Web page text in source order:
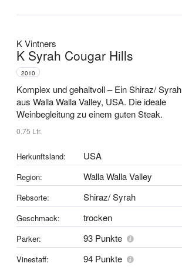
K Vintners
K Syrah Cougar Hills
2010
Komplex und gehaltvoll –Ein Shiraz/ Syrah
aus Walla Walla Valley, USA. Die ideale
Weinbegleitung zu einem guten Steak.
0.75 Ltr.
Herkunftsland: USA
Region: Walla Walla Valley
Rebsorte: Shiraz/ Syrah
Geschmack: trocken
Parker: 93 Punkte
Vinestaff: 94 Punkte